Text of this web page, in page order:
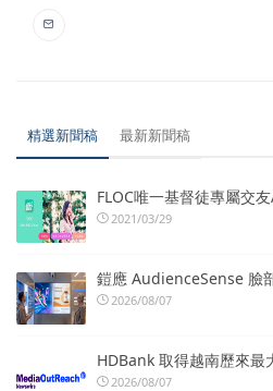
精選新聞稿 最新新聞稿
FLOC唯一基督徒專屬交
2021/03/29
鎧應 AudienceSense 臉
2026/08/07
HDBank 取得越南歷來最
2026/08/07